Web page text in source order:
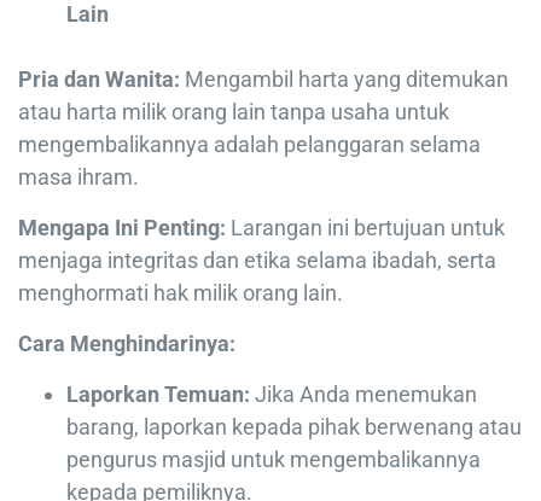
Lain
Pria dan Wanita: Mengambil harta yang ditemukan
atau harta milik orang lain tanpa usaha untuk
mengembalikannya adalah pelanggaran selama
masa ihram.
Mengapa Ini Penting: Larangan ini bertujuan untuk
menjaga integritas dan etika selama ibadah, serta
menghormati hak milik orang lain.
Cara Menghindarinya:
Laporkan Temuan: Jika Anda menemukan
barang, laporkan kepada pihak berwenang atau
pengurus masjid untuk mengembalikannya
kepada pemiliknya.